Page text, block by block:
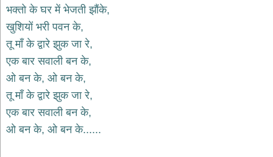
nath
bhajans
देश
भक्ति
भजन
patriotic
bhajans
श्याम
भजन
भक्तो के घर में भेजती झौंके,
खुशियों भरी पवन के,
तू माँ के द्वारे झुक जा रे,
एक बार सवाली बन के,
ओ बन के, ओ बन के,
तू माँ के द्वारे झुक जा रे,
एक बार सवाली बन के,
ओ बन के, ओ बन के......